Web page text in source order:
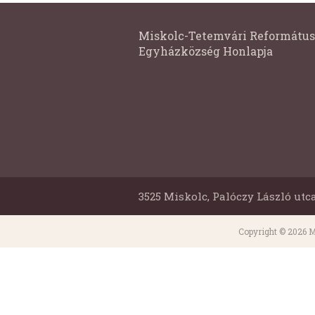
Miskolc-Tetemvári Református
Egyházközség Honlapja
3525 Miskolc, Palóczy László
Copyright © 2026